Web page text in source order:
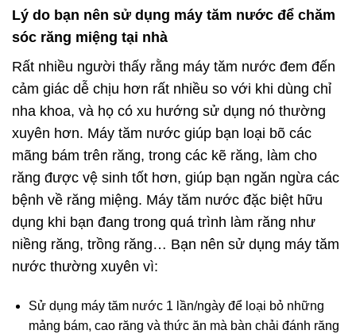
Lý do bạn nên sử dụng máy tăm nước để chăm
sóc răng miệng tại nhà
Rất nhiều người thấy rằng máy tăm nước đem đến
cảm giác dễ chịu hơn rất nhiều so với khi dùng chỉ
nha khoa, và họ có xu hướng sử dụng nó thường
xuyên hơn. Máy tăm nước giúp bạn loại bõ các
mãng bám trên răng, trong các kẽ răng, làm cho
răng được vệ sinh tốt hơn, giúp bạn ngăn ngừa các
bệnh về răng miệng. Máy tăm nước đặc biệt hữu
dụng khi bạn đang trong quá trình làm răng như
niềng răng, trồng răng… Bạn nên sử dụng máy tăm
nước thường xuyên vì:
Sử dụng máy tăm nước 1 lần/ngày để loại bỏ những
mảng bám, cao răng và thức ăn mà bàn chải đánh răng